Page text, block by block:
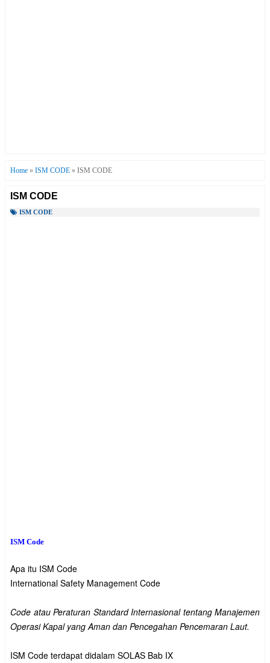
Home » ISM CODE » ISM CODE
ISM CODE
ISM CODE
ISM Code
Apa itu ISM Code
International Safety Management Code
Code atau Peraturan Standard Internasional tentang Manajemen
Operasi Kapal yang Aman dan Pencegahan Pencemaran Laut.
ISM Code terdapat didalam SOLAS Bab IX